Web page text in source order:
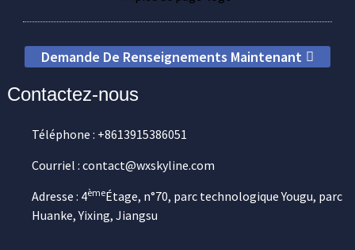
Demande De Renseignements Maintenant
Contactez-nous
Téléphone : +8613915386051
Courriel : contact@wxskyline.com
Adresse : 4èmeÉtage, n°70, parc technologique Yougu, parc
Huanke, Yixing, Jiangsu